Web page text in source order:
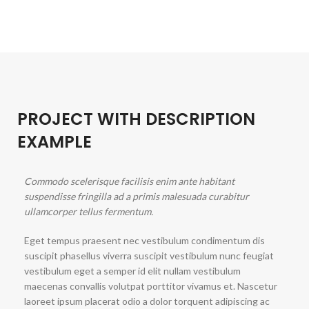
PROJECT WITH DESCRIPTION
EXAMPLE
Commodo scelerisque facilisis enim ante habitant
suspendisse fringilla ad a primis malesuada curabitur
ullamcorper tellus fermentum.
Eget tempus praesent nec vestibulum condimentum dis
suscipit phasellus viverra suscipit vestibulum nunc feugiat
vestibulum eget a semper id elit nullam vestibulum
maecenas convallis volutpat porttitor vivamus et. Nascetur
laoreet ipsum placerat odio a dolor torquent adipiscing ac